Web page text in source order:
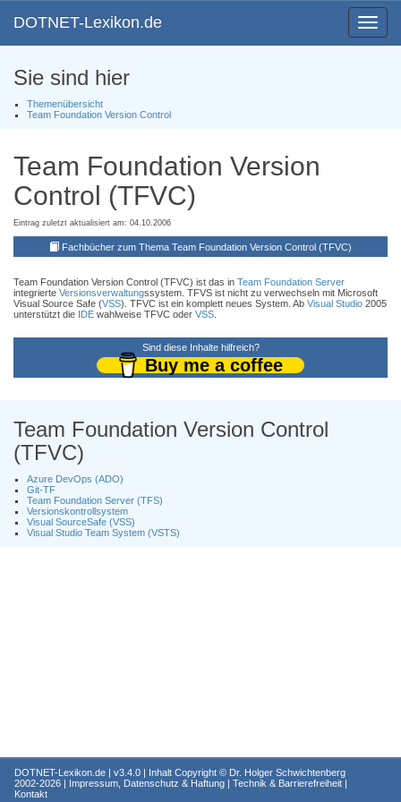
Toggle
DOTNET-Lexikon.de
Sie sind hier
Themenübersicht
Team Foundation Version Control
Team Foundation Version
Control (TFVC)
Eintrag zuletzt aktualisiert am: 04.10.2006
Fachbücher zum Thema Team Foundation Version Control (TFVC)
Team Foundation Version Control (TFVC) ist das in Team Foundation Server
integrierte Versionsverwaltungssystem. TFVS ist nicht zu verwechseln mit Microsoft
Visual Source Safe (VSS). TFVC ist ein komplett neues System. Ab Visual Studio 2005
unterstützt die IDE wahlweise TFVC oder VSS
Sind diese Inhalte hilfreich?
Buy me a coffee
Team Foundation Version Control
(TFVC)
Azure DevOps (ADO)
Git-TF
Team Foundation Server (TFS)
Versionskontrollsystem
Visual SourceSafe (VSS)
Visual Studio Team System (VSTS)
DOTNET-Lexikon.de | v3.4.0 | Inhalt Copyright © Dr. Holger Schwichtenberg
2002-2026 | Impressum, Datenschutz & Haftung | Technik & Barrierefreiheit |
Kontakt